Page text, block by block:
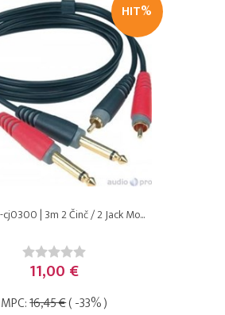
| 3m 2 Činč / 2 Jack Mo...
11,00 €
MPC:16,45 €( -33% )
HIT%